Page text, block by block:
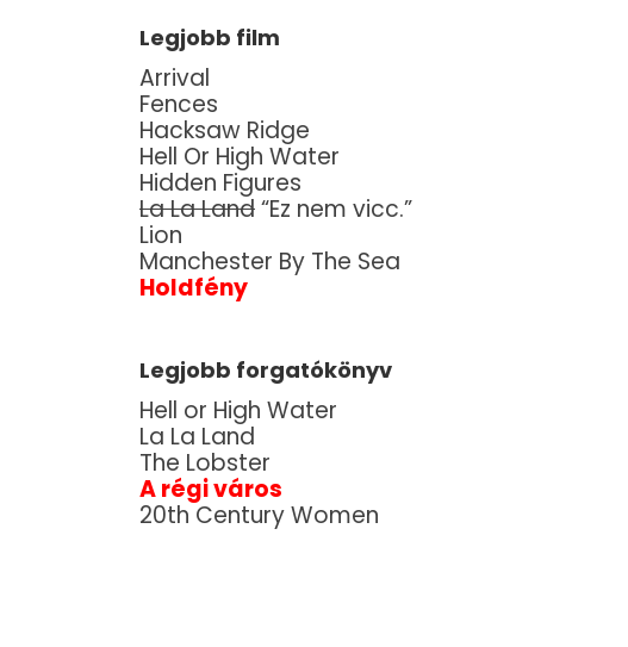
Legjobb film
Arrival
Fences
Hacksaw Ridge
Hell Or High Water
Hidden Figures
La La Land“Ez nem vicc.”
Lion
Manchester By The Sea
Holdfény
Legjobb forgatókönyv
Hell or High Water
La La Land
The Lobster
A régi város
20th Century Women